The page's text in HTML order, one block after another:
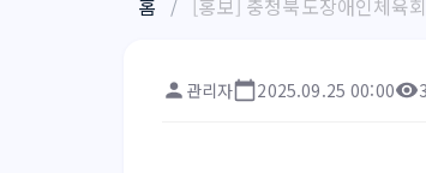
홈 / [홍보] 충청북도장애인체육
관리자 2025.09.25 00:00